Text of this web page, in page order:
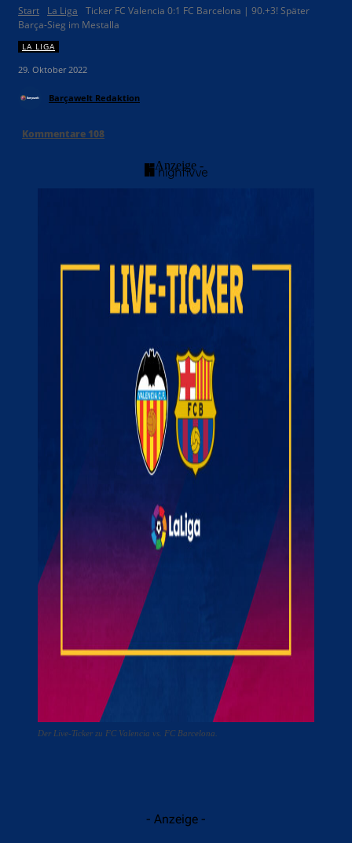
Start La Liga
Ticker FC Valencia 0:1 FC Barcelona | 90.+3! Später
Barça-Sieg im Mestalla
LA LIGA
29. Oktober 2022
Barçawelt Redaktion
Kommentare 108
- Anzeige -
Der Live-Ticker zu FC Valencia vs. FC Barcelona.
- Anzeige -